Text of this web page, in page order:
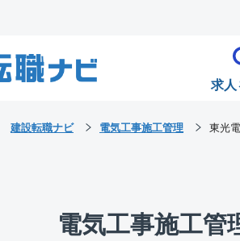
求
電気工事施工管
建設転職ナビ 電気工事施工管理 東光